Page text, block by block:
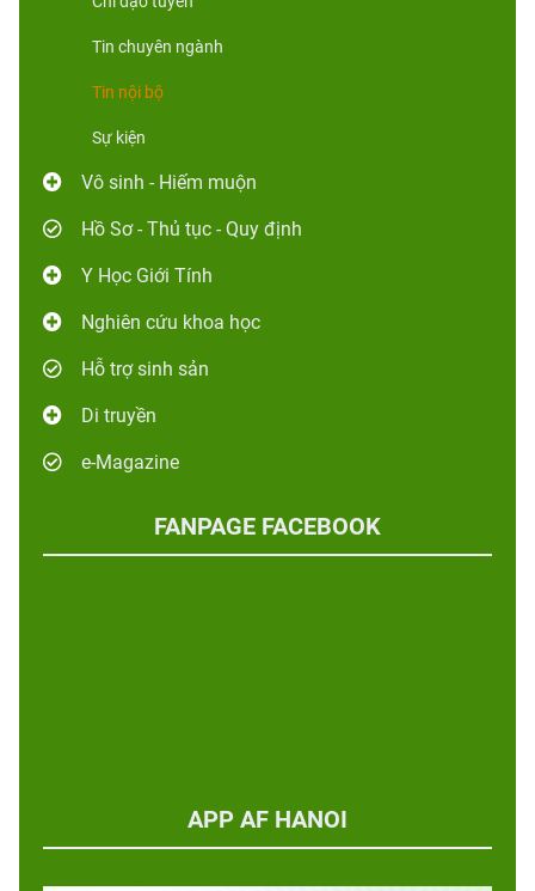
Tin chuyên ngành
Tin nội bộ
Sự kiện
Vô sinh - Hiếm muộn
Hồ Sơ - Thủ tục - Quy định
Y Học Giới Tính
Nghiên cứu khoa học
Hỗ trợ sinh sản
Di truyền
e-Magazine
FANPAGE FACEBOOK
APP AF HANOI